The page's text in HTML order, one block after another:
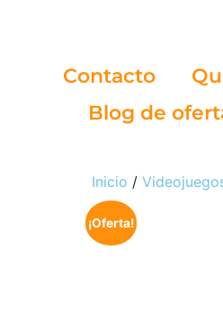
Contacto
Blog de
Inicio /
¡Oferta!